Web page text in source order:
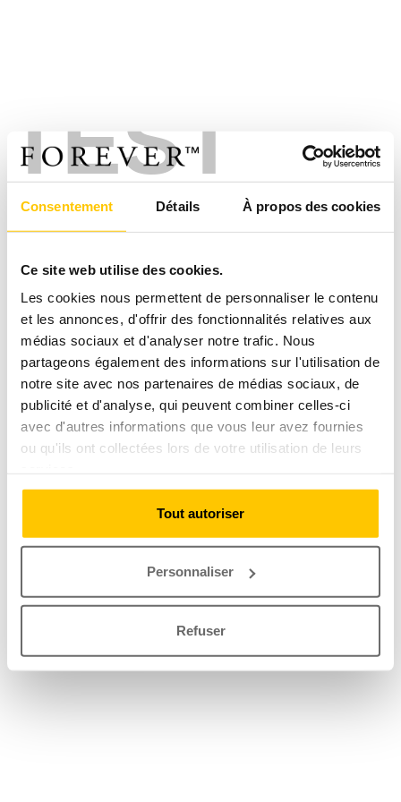
TEST
Consentement Détails À propos des cookies
Ce site web utilise des cookies.
Les cookies nous permettent de personnaliser le contenu
et les annonces, d'offrir des fonctionnalités relatives aux
médias sociaux et d'analyser notre trafic. Nous
partageons également des informations sur l'utilisation de
notre site avec nos partenaires de médias sociaux, de
publicité et d'analyse, qui peuvent combiner celles-ci
avec d'autres informations que vous leur avez fournies
ou qu'ils ont collectées lors de votre utilisation de leurs
Tout autoriser
Personnaliser
Refuser